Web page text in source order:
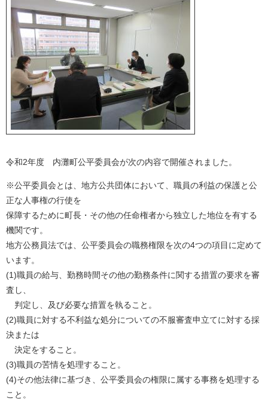
令和2年度 内灘町公平委員会が次の内容で開催されました。
※公平委員会とは、地方公共団体において、職員の利益の保護と公
正な人事権の行使を
保障するために町長・その他の任命権者から独立した地位を有する
機関です。
地方公務員法では、公平委員会の職務権限を次の4つの項目に定めて
います。
(1)職員の給与、勤務時間その他の勤務条件に関する措置の要求を審
査し、
判定し、及び必要な措置を執ること。
(2)職員に対する不利益な処分についての不服審査申立てに対する採
決または
決定をすること。
(3)職員の苦情を処理すること。
(4)その他法律に基づき、公平委員会の権限に属する事務を処理する
こと。